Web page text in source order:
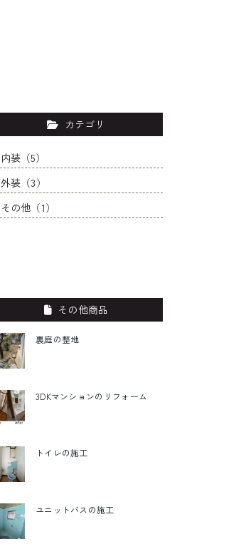
カテゴリ
内装（5）
外装（3）
その他（1）
その他商品
裏庭の整地
3DKマンションのリフォーム
トイレの施工
ユニットバスの施工